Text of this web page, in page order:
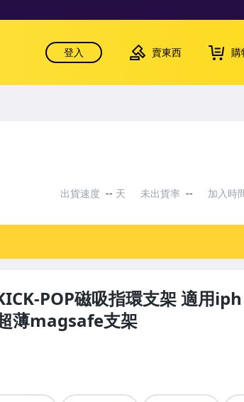
登入 賣東西 購
POP磁吸指環支架 適用iph
薄magsafe支架
出貨速度 -- 天 未出貨率 -- 加入時